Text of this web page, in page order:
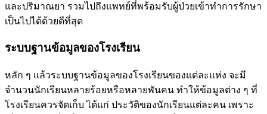
และปริมาณยา รวมไปถึงแพทย์ที่พร้อมรับผู้ป่วยเข้าทำการรักษา
เป็นไปได้ด้วยดีที่สุด
ระบบฐานข้อมูลของโรงเรียน
หลัก ๆ แล้วระบบฐานข้อมูลของโรงเรียนของแต่ละแห่ง จะมี
จำนวนนักเรียนหลายร้อยหรือหลายพันคน ทำให้ข้อมูลต่าง ๆ ที่
โรงเรียนควรจัดเก็บ ได้แก่ ประวัติของนักเรียนแต่ละคน เพราะ